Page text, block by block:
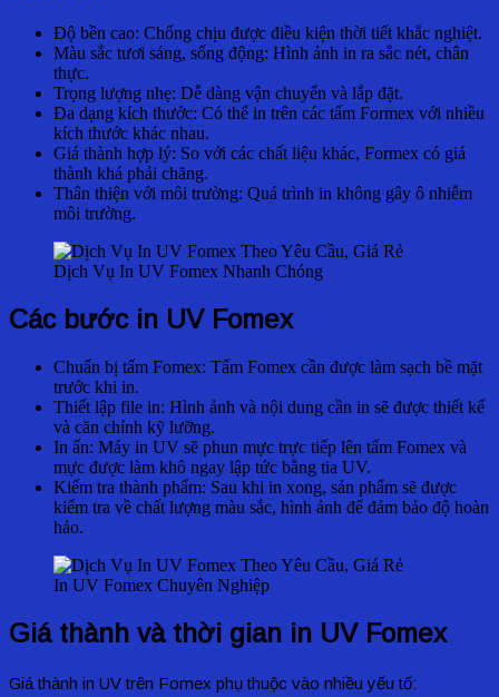
Độ bền cao: Chống chịu được điều kiện thời tiết khắc nghiệt.
Màu sắc tươi sáng, sống động: Hình ảnh in ra sắc nét, chân
thực.
Trọng lượng nhẹ: Dễ dàng vận chuyển và lắp đặt.
Đa dạng kích thước: Có thể in trên các tấm Formex với nhiều
kích thước khác nhau.
Giá thành hợp lý: So với các chất liệu khác, Formex có giá
thành khá phải chăng.
Thân thiện với môi trường: Quá trình in không gây ô nhiễm
môi trường.
Dịch Vụ In UV Fomex Nhanh Chóng
Các bước in UV Fomex
Chuẩn bị tấm Fomex: Tấm Fomex cần được làm sạch bề mặt
trước khi in.
Thiết lập file in: Hình ảnh và nội dung cần in sẽ được thiết kế
và căn chỉnh kỹ lưỡng.
In ấn: Máy in UV sẽ phun mực trực tiếp lên tấm Fomex và
mực được làm khô ngay lập tức bằng tia UV.
Kiểm tra thành phẩm: Sau khi in xong, sản phẩm sẽ được
kiểm tra về chất lượng màu sắc, hình ảnh để đảm bảo độ hoàn
hảo.
In UV Fomex Chuyên Nghiệp
Giá thành và thời gian in UV Fomex
Giá thành in UV trên Fomex phụ thuộc vào nhiều yếu tố: